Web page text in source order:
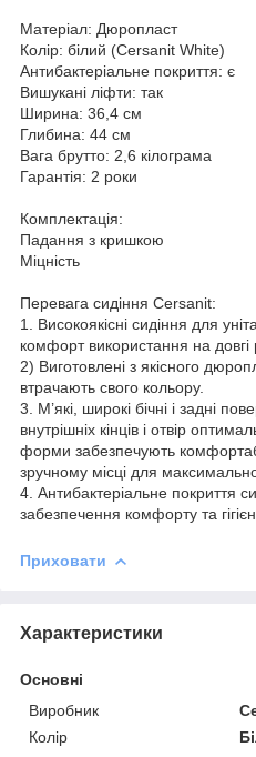
Матеріал: Дюропласт
Колір: білий (Cersanit White)
Антибактеріальне покриття: є
Вишукані ліфти: так
Ширина: 36,4 см
Глибина: 44 см
Вага брутто: 2,6 кілограма
Гарантія: 2 роки
Комплектація:
Падання з кришкою
Міцність
Перевага сидіння Cersanit:
1. Високоякісні сидіння для
комфорт використання на довгі
2) Виготовлені з якісного
втрачають свого кольору.
3. М’які, широкі бічні і задні
внутрішніх кінців і отвір
форми забезпечують
зручному місці для
4. Антибактеріальне покриття
забезпечення комфорту та
Приховати
Характеристики
Основні
Виробник
Колір